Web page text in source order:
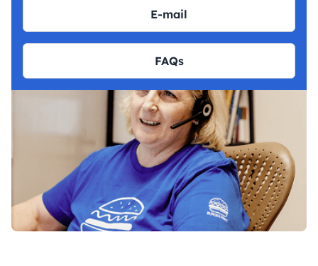
E-mail
FAQs